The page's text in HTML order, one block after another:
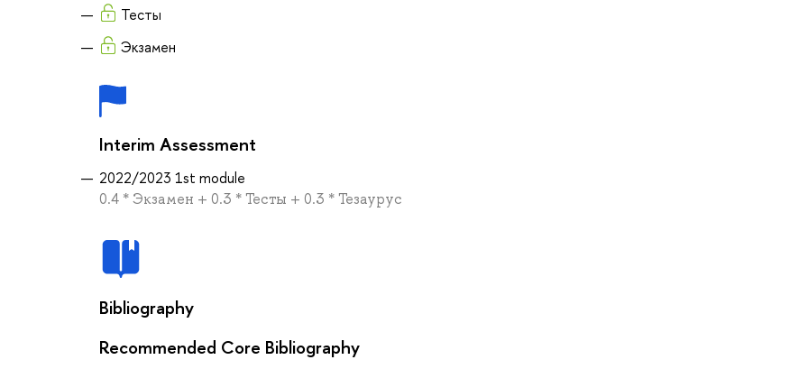
Тесты
Экзамен
Interim Assessment
2022/2023 1st module
0.4 * Экзамен + 0.3 * Тесты + 0.3 * Тезаурус
Bibliography
Recommended Core Bibliography